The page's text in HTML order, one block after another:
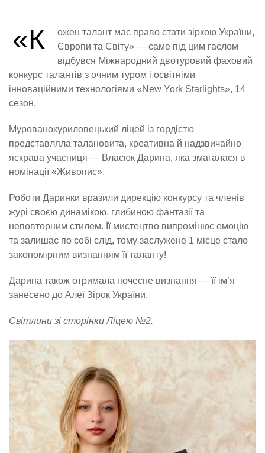
«К
ожен талант має право стати зіркою України,
Європи та Світу» — саме під цим гаслом
відбувся Міжнародний двотуровий фаховий
конкурс талантів з очним туром і освітніми
інноваційними технологіями «New York Starlights», 14
сезон.
Мурованокуриловецький ліцей із гордістю
представляла талановита, креативна й надзвичайно
яскрава учасниця — Власюк Дарина, яка змагалася в
номінації «Живопис».
Роботи Даринки вразили дирекцію конкурсу та членів
журі своєю динамікою, глибиною фантазії та
неповторним стилем. Її мистецтво випромінює емоцію
та залишає по собі слід, тому заслужене 1 місце стало
закономірним визнанням її таланту!
Дарина також отримала почесне визнання — її ім’я
занесено до Алеї Зірок України.
Світлини зі сторінки Ліцею №2.